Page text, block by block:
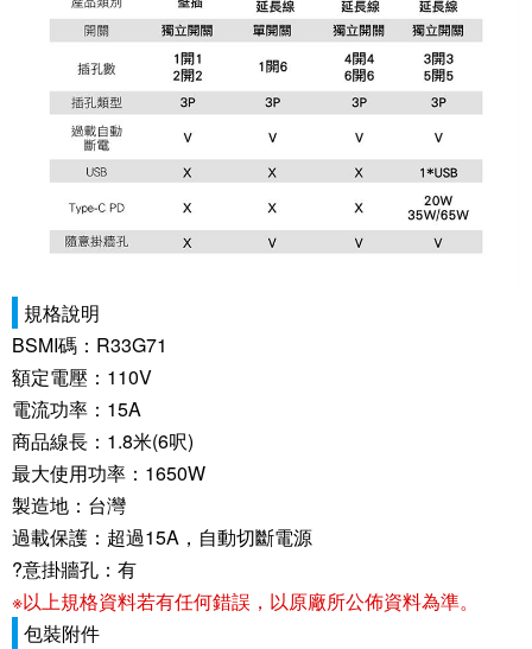
規格說明
BSMI碼：R33G71
額定電壓：110V
電流功率：15A
商品線長：1.8米(6呎)
最大使用功率：1650W
製造地：台灣
過載保護：超過15A，自動切斷電源
?意掛牆孔：有
※以上規格資料若有任何錯誤，以原廠所公佈資料為準。
包裝附件